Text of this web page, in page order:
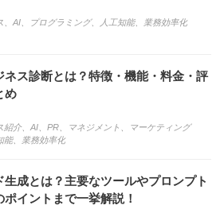
AI プログラミング、 人工知能、 業務効率化
ネス診断とは？特徴・機能・料金・評
め
紹介、 AI PR マネジメント
マーケティング
能、 業務効率化
生成とは？主要なツールやプロンプト
ポイントまで一挙解説！